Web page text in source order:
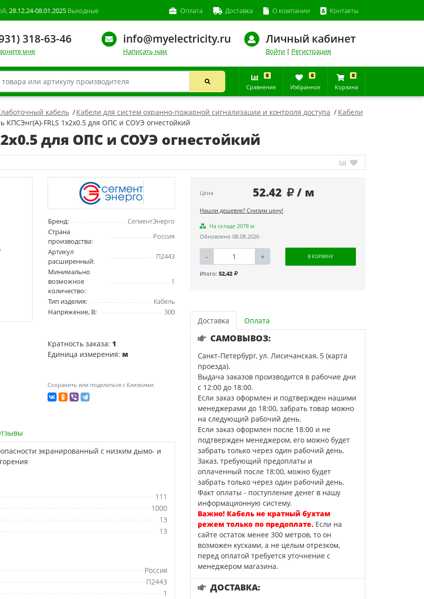
28.12.24-08.01.2025 Выходные Оплата Доставка О компании Контакты
318-63-46
мне
info@myelectricity.ru
Написать нам
Личный кабинет
Войти | Регистрация
0
Сравнение
0
Избранное
0
Корзина
кабель Кабели для систем охранно-пожарной сигнализации и контроля доступа
Кабели
КПСЭнг(А)-FRLS 1х2х0.5 для ОПС и СОУЭ огнестойкий
для ОПС и СОУЭ огнестойкий
Бренд:
СегментЭнерго
Страна
производства:
Россия
Артикул
расширенный:
П2443
Минимально
возможное
количество:
1
Тип изделия:
Кабель
Напряжение, В:
300
Кратность заказа: 1
Единица измерения: м
Сохранить или поделиться с близкими:
Цена 52.42 / м
Нашли дешевле? Снизим цену!
На складе 2078 м
Обновлено 08.08.2026
- + В КОРЗИНУ
Итого: 52,42
Доставка Оплата
САМОВЫВОЗ:
Санкт-Петербург, ул. Лисичанская, 5 (карта
проезда).
Выдача заказов производится в рабочие дни
с 12:00 до 18:00.
Если заказ оформлен и подтвержден нашими
менеджерами до 18:00, забрать товар можно
на следующий рабочий день.
Если заказ оформлен после 18:00 и не
подтвержден менеджером, его можно будет
забрать только через один рабочий день.
Заказ, требующий предоплаты и
оплаченный после 18:00, можно будет
забрать только через один рабочий день.
Факт оплаты - поступление денег в нашу
информационную систему.
Важно! Кабель не кратный бухтам
режем только по предоплате. Если на
сайте остаток менее 300 метров, то он
возможен кусками, а не целым отрезком,
перед оплатой требуется уточнение с
менеджером магазина.
ДОСТАВКА:
экранированный c низким дымо- и
111
1000
13
13
Россия
П2443
1